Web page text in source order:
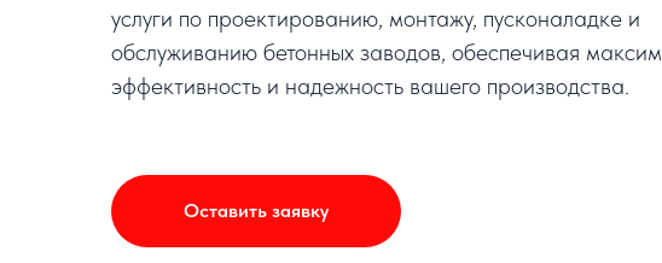
услуги по проектированию, монтажу, пусконаладке и
обслуживанию бетонных заводов, обеспечивая
эффективность и надежность вашего производства.
Оставить заявку